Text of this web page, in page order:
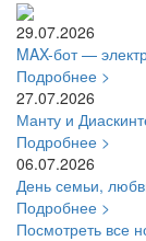
29.07.2026
MAX-бот —
Подробнее >
27.07.2026
Манту и
Подробнее >
06.07.2026
День семьи,
Подробнее >
Посмотреть все